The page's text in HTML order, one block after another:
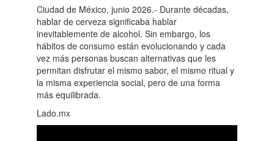
Ciudad de México, junio 2026.- Durante décadas,
hablar de cerveza significaba hablar
inevitablemente de alcohol. Sin embargo, los
hábitos de consumo están evolucionando y cada
vez más personas buscan alternativas que les
permitan disfrutar el mismo sabor, el mismo ritual y
la misma experiencia social, pero de una forma
más equilibrada.
Lado.mx